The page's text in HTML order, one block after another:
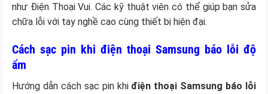
như Điện Thoại Vui. Các kỹ thuật viên có thể giúp bạn sửa
chữa lỗi với tay nghề cao cùng thiết bị hiện đại.
Cách sạc pin khi điện thoại Samsung báo lỗi độ
ẩm
Hướng dẫn cách sạc pin khi điện thoại Samsung báo lỗi